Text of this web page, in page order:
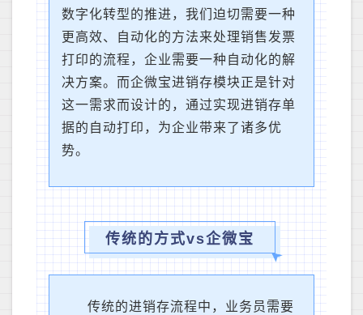
数字化转型的推进，我们迫切需要一种
更高效、自动化的方法来处理销售发票
打印的流程 ， 企业需要一种自动化的解
决方案。而企微宝进销存模块正是针对
这一需求而设计的，通过实现进销存单
据的自动打印，为企业带来了诸多优
势。
传统的方式vs企微宝
传统的进销存流程中，业务员需要